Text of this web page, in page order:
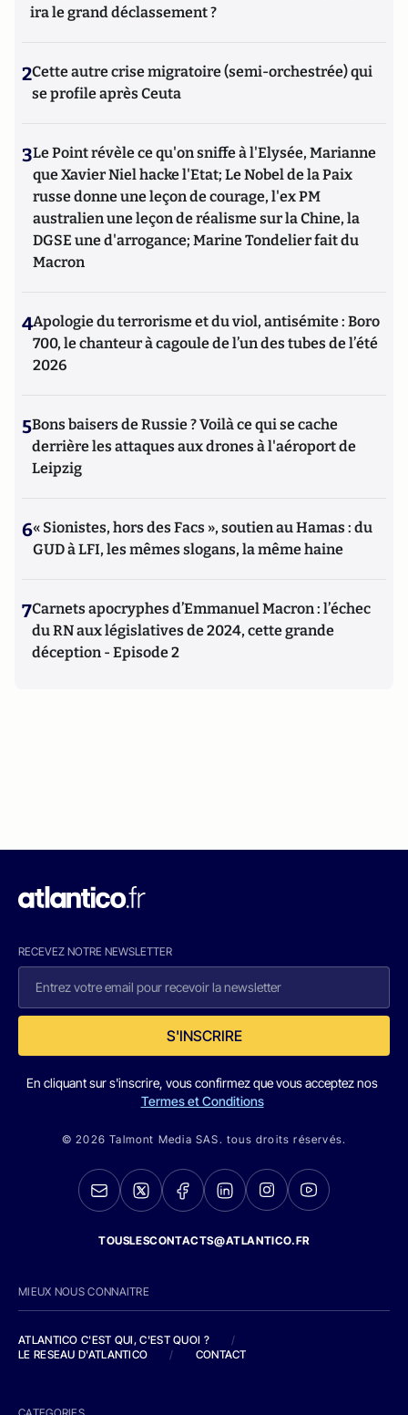
ira le grand déclassement ?
2Cette autre crise migratoire (semi-orchestrée) qui
se profile après Ceuta
3Le Point révèle ce qu'on sniffe à l'Elysée, Marianne
que Xavier Niel hacke l'Etat; Le Nobel de la Paix
russe donne une leçon de courage, l'ex PM
australien une leçon de réalisme sur la Chine, la
DGSE une d'arrogance; Marine Tondelier fait du
Macron
4Apologie du terrorisme et du viol, antisémite : Boro
700, le chanteur à cagoule de l’un des tubes de l’été
2026
5Bons baisers de Russie ? Voilà ce qui se cache
derrière les attaques aux drones à l'aéroport de
Leipzig
6« Sionistes, hors des Facs », soutien au Hamas : du
GUD à LFI, les mêmes slogans, la même haine
7Carnets apocryphes d’Emmanuel Macron : l’échec
du RN aux législatives de 2024, cette grande
déception - Episode 2
RECEVEZ NOTRE NEWSLETTER
S'INSCRIRE
En cliquant sur s'inscrire, vous confirmez que vous acceptez nos
Termes et Conditions
© 2026 Talmont Media SAS. tous droits réservés.
TOUSLESCONTACTS@ATLANTICO.FR
MIEUX NOUS CONNAITRE
ATLANTICO C'EST QUI, C'EST QUOI ?
/
LE RESEAU D'ATLANTICO
/ CONTACT